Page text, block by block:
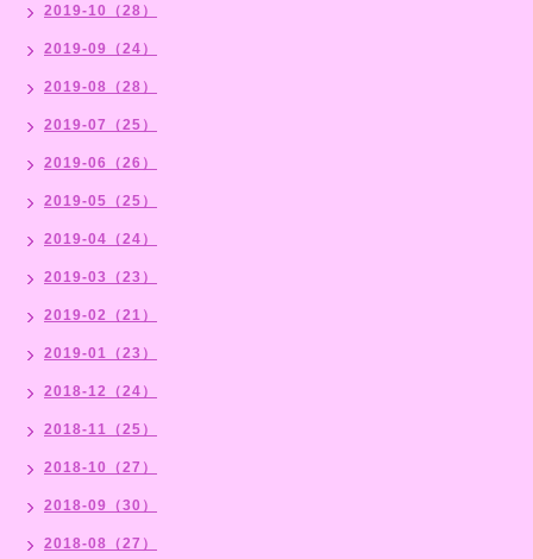
2019-10（28）
2019-09（24）
2019-08（28）
2019-07（25）
2019-06（26）
2019-05（25）
2019-04（24）
2019-03（23）
2019-02（21）
2019-01（23）
2018-12（24）
2018-11（25）
2018-10（27）
2018-09（30）
2018-08（27）